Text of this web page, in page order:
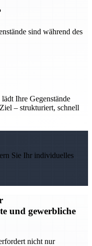
sind während des
Ihre Gegenstände
– strukturiert, schnell
Sie Ihr individuelles
und gewerbliche
nicht nur